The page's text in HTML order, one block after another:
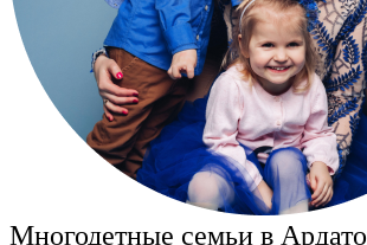
Многодетные семьи в